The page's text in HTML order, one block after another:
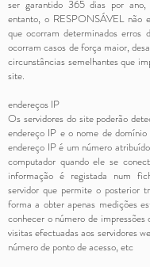
ser garantido 365 dias por
entanto, o RESPONSÁVEL não
que ocorram determinados erros
ocorram casos de força maior,
circunstâncias semelhantes que
site.
endereços IP
Os servidores do site poderão
endereço IP e o nome de
endereço IP é um número
computador quando ele se
informação é registada num
servidor que permite o posterior
forma a obter apenas medições
conhecer o número de impressões
visitas efectuadas aos servidores
número de ponto de acesso, etc